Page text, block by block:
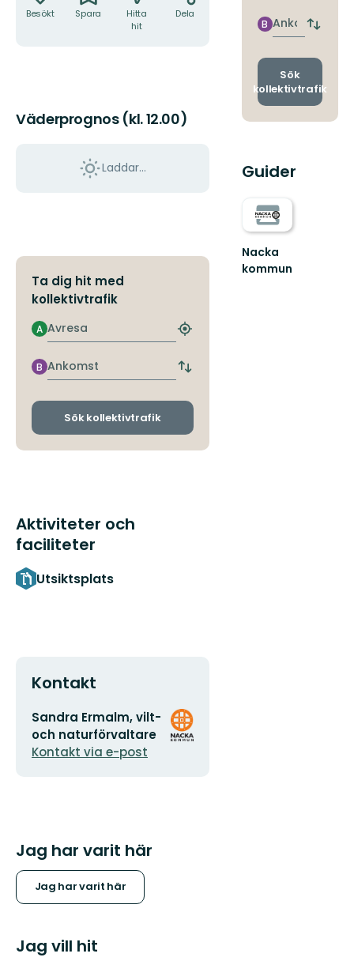
Besökt Spara
Hitta
hit
Dela
Väderprognos (kl. 12.00)
Laddar...
Ta dig hit med
kollektivtrafik
Avresa
A
Hitta
hållplats
Ankomst
B
Byt
och
Sök kollektivtrafik
Aktiviteter och
faciliteter
Utsiktsplats
Kontakt
E-
postadress
Sandra Ermalm, vilt-
och naturförvaltare
Kontakt via e-post
Organisationens
logotyp
Jag har varit här
Jag har varit här
Jag vill hit
Ankomst
B
Byt
och
Sök
kollektivtrafik
Guider
Nacka
kommun